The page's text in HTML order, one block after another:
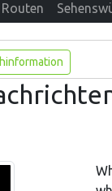
Routen